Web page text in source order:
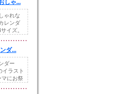
しゃ...
ゃれな
レンダ
イズ。
ダ...
ダー
ラスト
マにお祭